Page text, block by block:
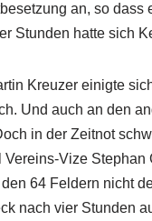
an, so
Stunden hatte sich
Kreuzer einigte
Und auch an den
in der Zeitnot
Vereins-Vize
64 Feldern nicht
nach vier Stunden